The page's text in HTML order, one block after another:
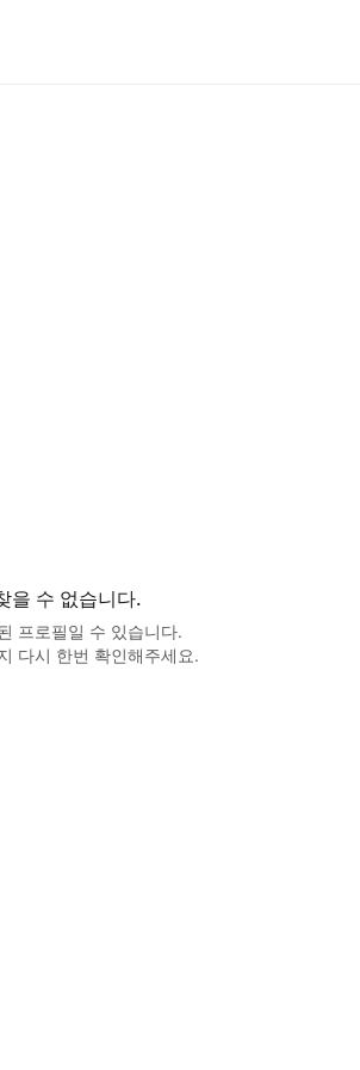
을 수 없습니다.
프로필일 수 있습니다.
다시 한번 확인해주세요.